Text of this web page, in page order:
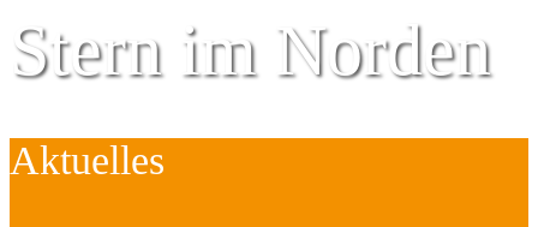
Stern im Norden
Aktuelles